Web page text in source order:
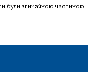
були звичайною частиною